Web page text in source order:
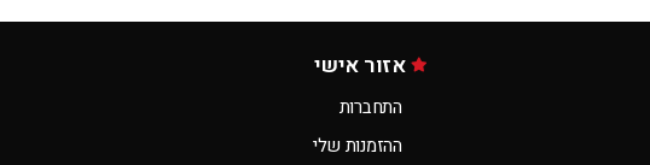
אזור אישי
התחברות
ההזמנות שלי